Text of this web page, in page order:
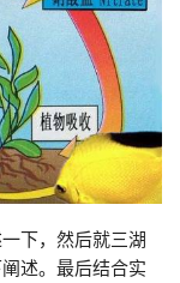
下，然后就三湖
述。最后结合实